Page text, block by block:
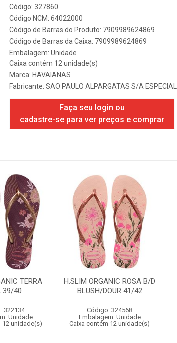
Código: 327860
Código NCM: 64022000
Código de Barras do Produto: 7909989624869
Código de Barras da Caixa: 7909989624869
Embalagem: Unidade
Caixa contém 12 unidade(s)
Marca: HAVAIANAS
Fabricante: SAO PAULO ALPARGATAS S/A ESPECIAL
Faça seu login ou
cadastre-se para ver preços e comprar
TERRA
39/40
322134
Unidade
12 unidade(s)
H.SLIM ORGANIC ROSA B/D
BLUSH/DOUR 41/42
Código: 324568
Embalagem: Unidade
Caixa contém 12 unidade(s)